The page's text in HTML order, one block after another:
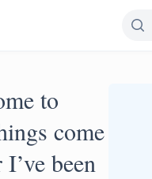
to
come
been